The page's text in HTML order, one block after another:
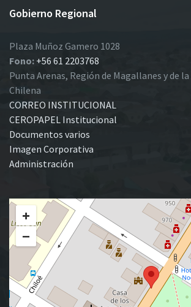
Gobierno Regional
Plaza Muñoz Gamero 1028
Fono: +56 61 2203768
Punta Arenas, Región de Magallanes y de
Chilena
CORREO INSTITUCIONAL
CEROPAPEL Institucional
Documentos varios
Imagen Corporativa
Administración
+
−